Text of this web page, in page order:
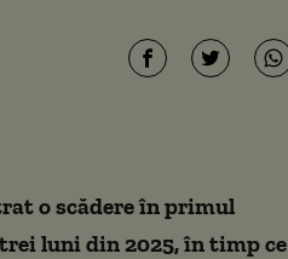
o scădere în primul
luni din 2025, în timp ce